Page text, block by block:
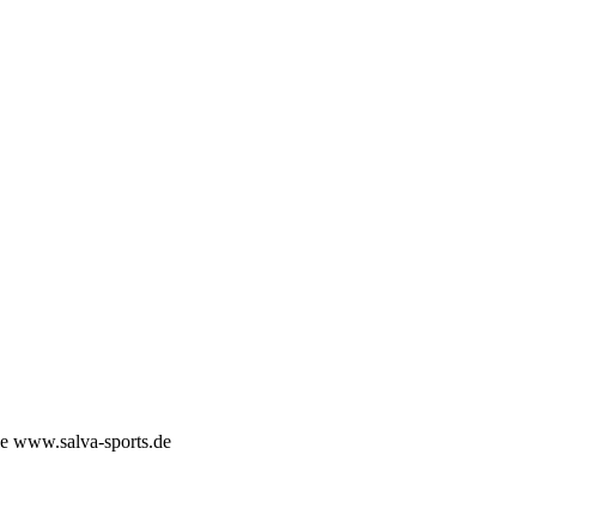
www.salva-sports.de